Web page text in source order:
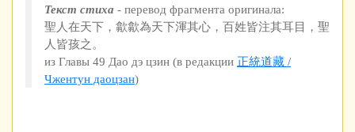
Текст стиха - перевод фрагмента оригинала:
聖人在天下，歙歙為天下渾其心，百姓皆注其耳目，聖
人皆孩之。
из Главы 49 Дао дэ цзин (в редакции 正統道藏 /
Чжентун даоцзан)